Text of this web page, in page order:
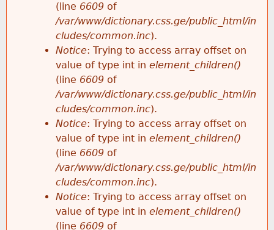
(line 6609 of
/var/www/dictionary.css.ge/public_html/in
cludes/common.inc).
Notice: Trying to access array offset on
value of type int in element_children()
(line 6609 of
/var/www/dictionary.css.ge/public_html/in
cludes/common.inc).
Notice: Trying to access array offset on
value of type int in element_children()
(line 6609 of
/var/www/dictionary.css.ge/public_html/in
cludes/common.inc).
Notice: Trying to access array offset on
value of type int in element_children()
(line 6609 of